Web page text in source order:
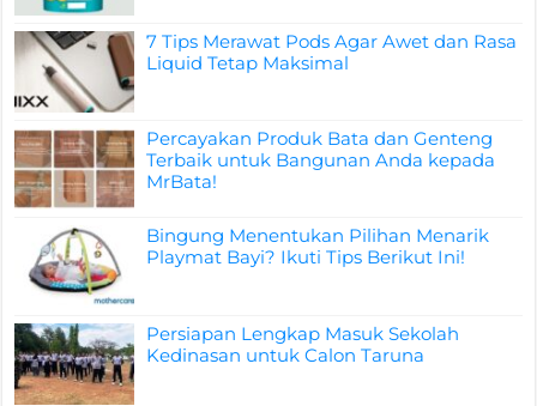
7 Tips Merawat Pods Agar Awet dan Rasa
Liquid Tetap Maksimal
Percayakan Produk Bata dan Genteng
Terbaik untuk Bangunan Anda kepada
MrBata!
Bingung Menentukan Pilihan Menarik
Playmat Bayi? Ikuti Tips Berikut Ini!
Persiapan Lengkap Masuk Sekolah
Kedinasan untuk Calon Taruna